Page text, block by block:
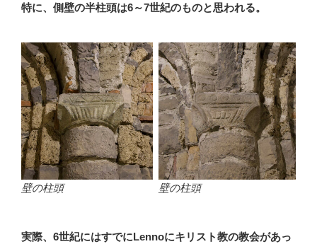
特に、側壁の半柱頭は6～7世紀のものと思われる。
壁の柱頭 壁の柱頭
実際、6世紀にはすでにLennoにキリスト教の教会があっ